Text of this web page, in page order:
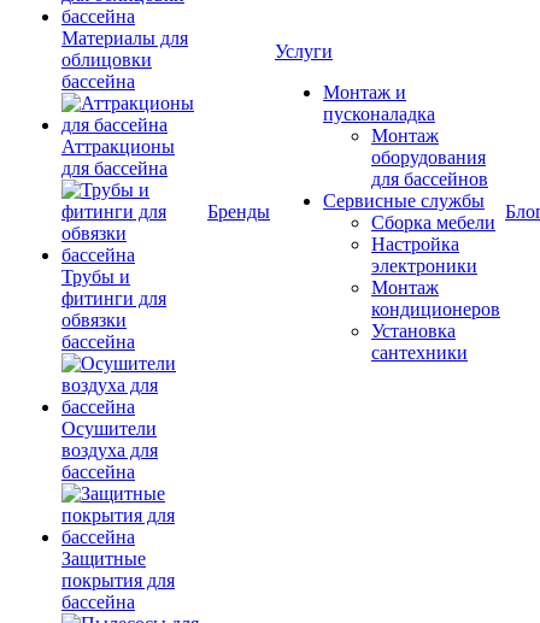
Материалы для
облицовки
бассейна
Аттракционы
для бассейна
Трубы и
фитинги для
обвязки
бассейна
Осушители
воздуха для
бассейна
Защитные
покрытия для
бассейна
Бренды
Услуги
Монтаж и
пусконаладка
Монтаж
оборудования
для бассейнов
Сервисные службы
Сборка мебели
Настройка
электроники
Монтаж
кондиционеров
Установка
сантехники